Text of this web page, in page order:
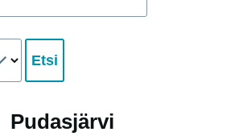
Pudasjärvi